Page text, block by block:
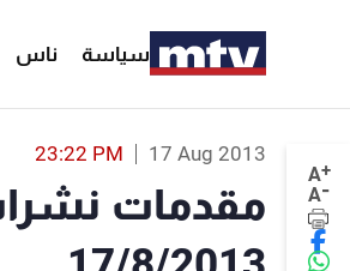
سياسة ناس
A+
A-
17 Aug 2013
23:22 PM
مقدمات